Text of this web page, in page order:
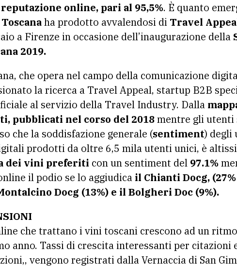
online, pari al 95,5%. È quanto
ha prodotto avvalendosi di Travel
a Firenze in occasione dell’inaugurazione della
2019.
che opera nel campo della comunicazione
la ricerca a Travel Appeal, startup B2B
al servizio della Travel Industry. Dalla
pubblicati nel corso del 2018mentre gli utenti
che la soddisfazione generale (sentiment) degli
prodotti da oltre 6,5 mila utenti unici, è
dei vini preferiti con un sentiment del 97.1%
il podio se lo aggiudica il Chianti Docg,
Docg (13%) e il Bolgheri Doc (9%).
che trattano i vini toscani crescono ad un
anno. Tassi di crescita interessanti per citazioni
vengono registrati dalla Vernaccia di San